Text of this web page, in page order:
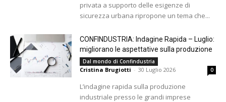
privata a supporto delle esigenze di
sicurezza urbana ripropone un tema che...
CONFINDUSTRIA: Indagine Rapida – Luglio:
migliorano le aspettative sulla produzione
Dal mondo di Confindustria
Cristina Brugiotti - 30 Luglio 2026 0
L’indagine rapida sulla produzione
industriale presso le grandi imprese